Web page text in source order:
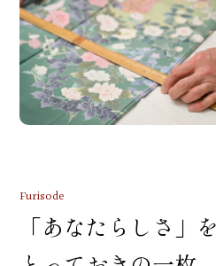
Furisode
「あなたらしさ」